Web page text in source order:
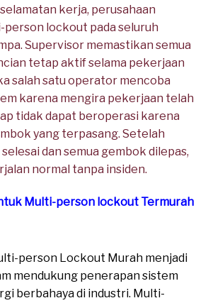
kerja, perusahaan
lockout pada seluruh
Supervisor memastikan semua
tetap aktif selama pekerjaan
salah satu operator mencoba
karena mengira pekerjaan telah
tidak dapat beroperasi karena
yang terpasang. Setelah
dan semua gembok dilepas,
normal tanpa insiden.
Multi-person lockout Termurah
person Lockout Murah menjadi
mendukung penerapan sistem
berbahaya di industri. Multi-